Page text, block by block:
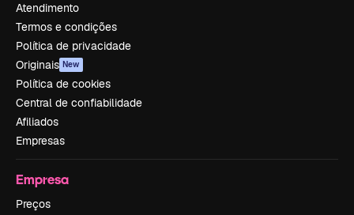
Atendimento
Termos e condições
Política de privacidade
Originais New
Política de cookies
Central de confiabilidade
Afiliados
Empresas
Empresa
Preços